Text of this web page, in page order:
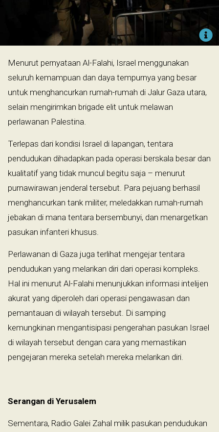
Menurut pernyataan Al-Falahi, Israel menggunakan
seluruh kemampuan dan daya tempurnya yang besar
untuk menghancurkan rumah-rumah di Jalur Gaza utara,
selain mengirimkan brigade elit untuk melawan
perlawanan Palestina.
Terlepas dari kondisi Israel di lapangan, tentara
pendudukan dihadapkan pada operasi berskala besar dan
kualitatif yang tidak muncul begitu saja – menurut
purnawirawan jenderal tersebut. Para pejuang berhasil
menghancurkan tank militer, meledakkan rumah-rumah
jebakan di mana tentara bersembunyi, dan menargetkan
pasukan infanteri khusus.
Perlawanan di Gaza juga terlihat mengejar tentara
pendudukan yang melarikan diri dari operasi kompleks.
Hal ini menurut Al-Falahi menunjukkan informasi intelijen
akurat yang diperoleh dari operasi pengawasan dan
pemantauan di wilayah tersebut. Di samping
kemungkinan mengantisipasi pengerahan pasukan Israel
di wilayah tersebut dengan cara yang memastikan
pengejaran mereka setelah mereka melarikan diri.
Serangan di Yerusalem
Sementara, Radio Galei Zahal milik pasukan pendudukan